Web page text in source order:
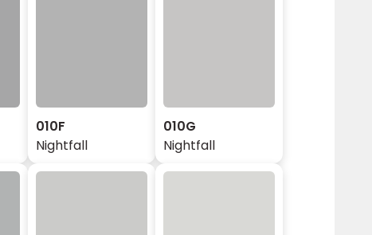
010F
Nightfall
010G
Nightfall